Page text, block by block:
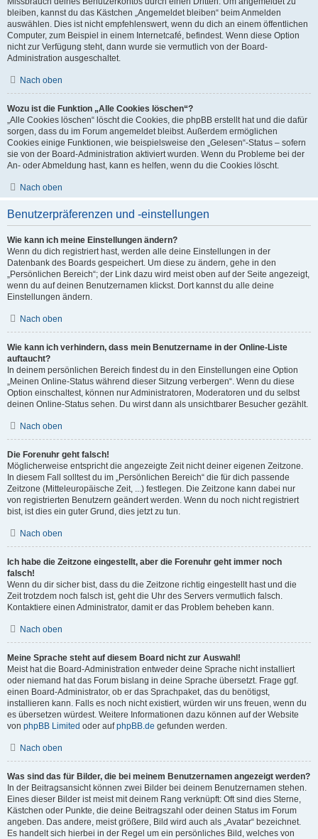
bleiben, kannst du das Kästchen „Angemeldet bleiben“ beim Anmelden
auswählen. Dies ist nicht empfehlenswert, wenn du dich an einem öffentlichen
Computer, zum Beispiel in einem Internetcafé, befindest. Wenn diese Option
nicht zur Verfügung steht, dann wurde sie vermutlich von der Board-
Administration ausgeschaltet.
Nach oben
Wozu ist die Funktion „Alle Cookies löschen“?
„Alle Cookies löschen“ löscht die Cookies, die phpBB erstellt hat und die dafür
sorgen, dass du im Forum angemeldet bleibst. Außerdem ermöglichen
Cookies einige Funktionen, wie beispielsweise den „Gelesen“-Status – sofern
sie von der Board-Administration aktiviert wurden. Wenn du Probleme bei der
An- oder Abmeldung hast, kann es helfen, wenn du die Cookies löscht.
Nach oben
Benutzerpräferenzen und -einstellungen
Wie kann ich meine Einstellungen ändern?
Wenn du dich registriert hast, werden alle deine Einstellungen in der
Datenbank des Boards gespeichert. Um diese zu ändern, gehe in den
„Persönlichen Bereich“; der Link dazu wird meist oben auf der Seite angezeigt,
wenn du auf deinen Benutzernamen klickst. Dort kannst du alle deine
Einstellungen ändern.
Nach oben
Wie kann ich verhindern, dass mein Benutzername in der Online-Liste
auftaucht?
In deinem persönlichen Bereich findest du in den Einstellungen eine Option
„Meinen Online-Status während dieser Sitzung verbergen“. Wenn du diese
Option einschaltest, können nur Administratoren, Moderatoren und du selbst
deinen Online-Status sehen. Du wirst dann als unsichtbarer Besucher gezählt.
Nach oben
Die Forenuhr geht falsch!
Möglicherweise entspricht die angezeigte Zeit nicht deiner eigenen Zeitzone.
In diesem Fall solltest du im „Persönlichen Bereich“ die für dich passende
Zeitzone (Mitteleuropäische Zeit, ...) festlegen. Die Zeitzone kann dabei nur
von registrierten Benutzern geändert werden. Wenn du noch nicht registriert
bist, ist dies ein guter Grund, dies jetzt zu tun.
Nach oben
Ich habe die Zeitzone eingestellt, aber die Forenuhr geht immer noch
falsch!
Wenn du dir sicher bist, dass du die Zeitzone richtig eingestellt hast und die
Zeit trotzdem noch falsch ist, geht die Uhr des Servers vermutlich falsch.
Kontaktiere einen Administrator, damit er das Problem beheben kann.
Nach oben
Meine Sprache steht auf diesem Board nicht zur Auswahl!
Meist hat die Board-Administration entweder deine Sprache nicht installiert
oder niemand hat das Forum bislang in deine Sprache übersetzt. Frage ggf.
einen Board-Administrator, ob er das Sprachpaket, das du benötigst,
installieren kann. Falls es noch nicht existiert, würden wir uns freuen, wenn du
es übersetzen würdest. Weitere Informationen dazu können auf der Website
von phpBB Limited oder aufphpBB.de gefunden werden.
Nach oben
Was sind das für Bilder, die bei meinem Benutzernamen angezeigt werden?
In der Beitragsansicht können zwei Bilder bei deinem Benutzernamen stehen.
Eines dieser Bilder ist meist mit deinem Rang verknüpft: Oft sind dies Sterne,
Kästchen oder Punkte, die deine Beitragszahl oder deinen Status im Forum
angeben. Das andere, meist größere, Bild wird auch als „Avatar“ bezeichnet.
Es handelt sich hierbei in der Regel um ein persönliches Bild, welches von